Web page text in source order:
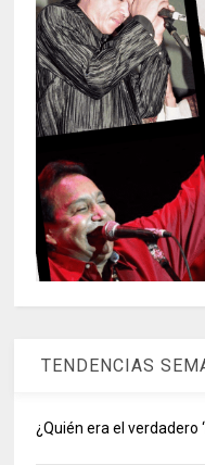
TENDENCIAS
¿Quién era el verdadero